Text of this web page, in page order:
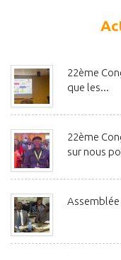
22ème
que les...
22ème
sur nous
Assemblée